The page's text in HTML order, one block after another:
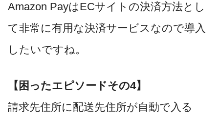
Amazon PayはECサイトの決済方法とし
て非常に有用な決済サービスなので導入
したいですね。
【困ったエピソードその4】
請求先住所に配送先住所が自動で入る